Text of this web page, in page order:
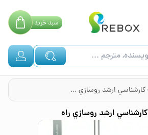
سبدخرید
كارشناسي ارشد روسازي راه
كارشناسي ارشد روسازي راه